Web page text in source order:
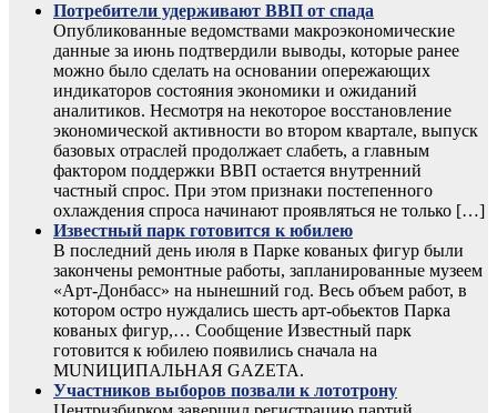
Потребители удерживают ВВП от спада
Опубликованные ведомствами макроэкономические
данные за июнь подтвердили выводы, которые ранее
можно было сделать на основании опережающих
индикаторов состояния экономики и ожиданий
аналитиков. Несмотря на некоторое восстановление
экономической активности во втором квартале, выпуск
базовых отраслей продолжает слабеть, а главным
фактором поддержки ВВП остается внутренний
частный спрос. При этом признаки постепенного
охлаждения спроса начинают проявляться не только […]
Известный парк готовится к юбилею
В последний день июля в Парке кованых фигур были
закончены ремонтные работы, запланированные музеем
«Арт-Донбасс» на нынешний год. Весь объем работ, в
котором остро нуждались шесть арт-обьектов Парка
кованых фигур,… Сообщение Известный парк
готовится к юбилею появились сначала на
MUNИЦИПАЛЬНАЯ GAZЕТА.
Участников выборов позвали к лототрону